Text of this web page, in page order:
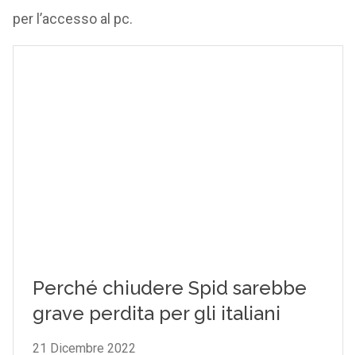
per l’accesso al pc.